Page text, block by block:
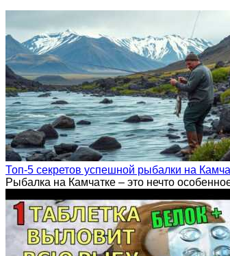
Топ-5 секретов успешной рыбалки на
Рыбалка на Камчатке – это нечто